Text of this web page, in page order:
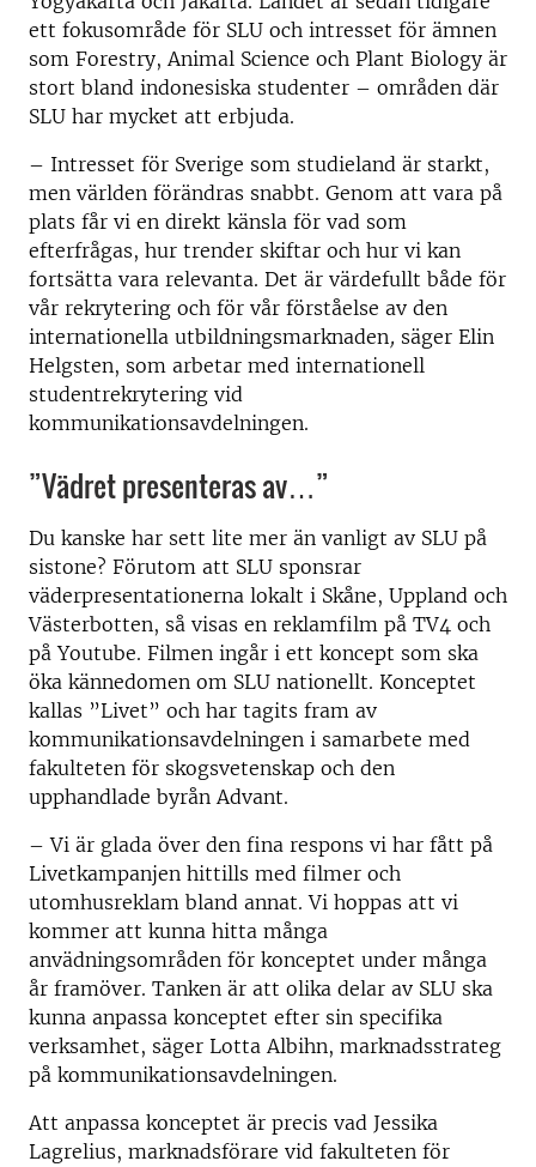
ett fokusområde för SLU och intresset för ämnen
som Forestry, Animal Science och Plant Biology är
stort bland indonesiska studenter – områden där
SLU har mycket att erbjuda.
– Intresset för Sverige som studieland är starkt,
men världen förändras snabbt. Genom att vara på
plats får vi en direkt känsla för vad som
efterfrågas, hur trender skiftar och hur vi kan
fortsätta vara relevanta. Det är värdefullt både för
vår rekrytering och för vår förståelse av den
internationella utbildningsmarknaden, säger Elin
Helgsten, som arbetar med internationell
studentrekrytering vid
kommunikationsavdelningen.
”Vädret presenteras av…”
Du kanske har sett lite mer än vanligt av SLU på
sistone? Förutom att SLU sponsrar
väderpresentationerna lokalt i Skåne, Uppland och
Västerbotten, så visas en reklamfilm på TV4 och
på Youtube. Filmen ingår i ett koncept som ska
öka kännedomen om SLU nationellt. Konceptet
kallas ”Livet” och har tagits fram av
kommunikationsavdelningen i samarbete med
fakulteten för skogsvetenskap och den
upphandlade byrån Advant.
– Vi är glada över den fina respons vi har fått på
Livetkampanjen hittills med filmer och
utomhusreklam bland annat. Vi hoppas att vi
kommer att kunna hitta många
anvädningsområden för konceptet under många
år framöver. Tanken är att olika delar av SLU ska
kunna anpassa konceptet efter sin specifika
verksamhet, säger Lotta Albihn, marknadsstrateg
på kommunikationsavdelningen.
Att anpassa konceptet är precis vad Jessika
Lagrelius, marknadsförare vid fakulteten för